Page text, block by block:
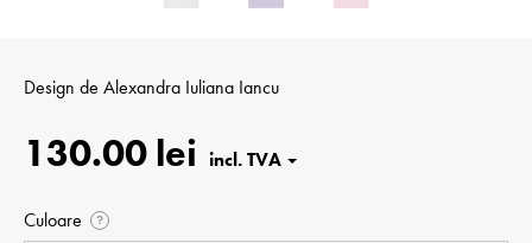
Design de Alexandra Iuliana Iancu
130.00 lei
Culoare ?